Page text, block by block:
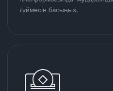
түймесін басыңыз.